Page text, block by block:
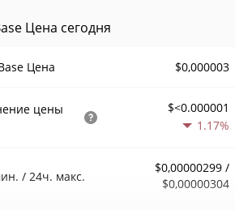
Цена сегодня
Цена $0,000003
цены
$<0.000001
1.17%
/ 24ч. макс.
$0,00000299 /
$0,00000304